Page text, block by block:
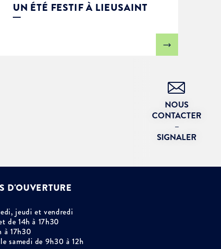
UN ÉTÉ FESTIF À LIEUSAINT
NOUS
CONTACTER
–
SIGNALER
D'OUVERTURE
jeudi et vendredi
de 14h à 17h30
à 17h30
samedi de 9h30 à 12h